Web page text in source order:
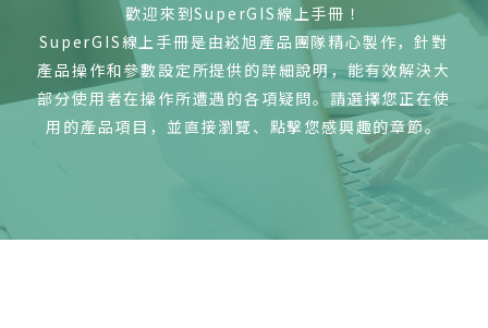
歡迎來到SuperGIS線上手冊！
SuperGIS線上手冊是由崧旭產品團隊精心製作，針對
產品操作和參數設定所提供的詳細說明，能有效解決大
部分使用者在操作所遭遇的各項疑問。請選擇您正在使
用的產品項目，並直接瀏覽、點擊您感興趣的章節。